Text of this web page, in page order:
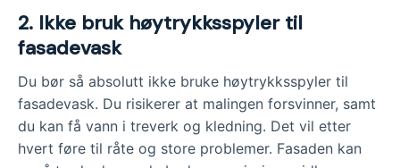
2. Ikke bruk høytrykksspyler til
fasadevask
Du bør så absolutt ikke bruke høytrykksspyler til
fasadevask. Du risikerer at malingen forsvinner, samt
du kan få vann i treverk og kledning. Det vil etter
hvert føre til råte og store problemer. Fasaden kan